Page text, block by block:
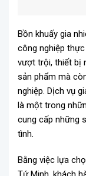
Bồn khuấy gia
công nghiệp
vượt trội, thiết bị
sản phẩm mà
nghiệp. Dịch vụ
là một trong
cung cấp những
tình.
Bằng việc lựa